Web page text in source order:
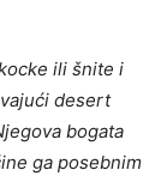
ili šnite i
desert
bogata
ga posebnim